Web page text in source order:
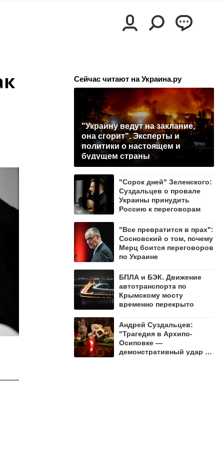
Сейчас читают на Украина.ру
"Украину ведут на заклание,
она сгорит". Эксперты и
политики о настоящем и
будущем страны
"Сорок дней" Зеленского:
Суздальцев о провале
Украины принудить
Россию к переговорам
"Все превратится в прах":
Сосновский о том, почему
Мерц боится переговоров
по Украине
БПЛА и БЭК. Движение
автотранспорта по
Крымскому мосту
временно перекрыто
Андрей Суздальцев:
"Трагедия в Архипо-
Осиповке —
демонстративный удар по